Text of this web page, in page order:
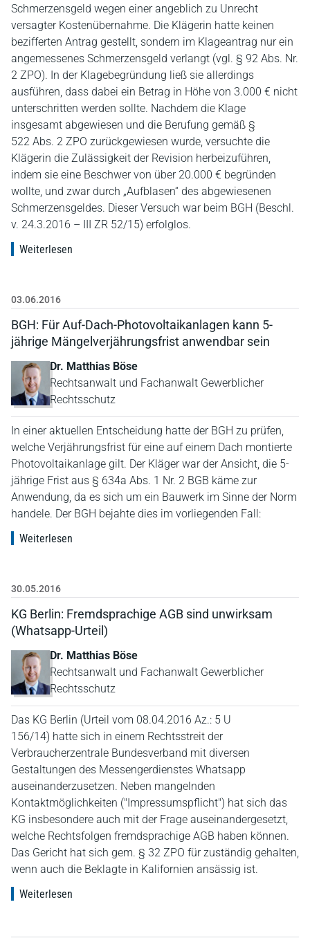
Schmerzensgeld wegen einer angeblich zu Unrecht
versagter Kostenübernahme. Die Klägerin hatte keinen
bezifferten Antrag gestellt, sondern im Klageantrag nur ein
angemessenes Schmerzensgeld verlangt (vgl. § 92 Abs. Nr.
2 ZPO). In der Klagebegründung ließ sie allerdings
ausführen, dass dabei ein Betrag in Höhe von 3.000 € nicht
unterschritten werden sollte. Nachdem die Klage
insgesamt abgewiesen und die Berufung gemäß §
522 Abs. 2 ZPO zurückgewiesen wurde, versuchte die
Klägerin die Zulässigkeit der Revision herbeizuführen,
indem sie eine Beschwer von über 20.000 € begründen
wollte, und zwar durch „Aufblasen“ des abgewiesenen
Schmerzensgeldes. Dieser Versuch war beim BGH (Beschl.
v. 24.3.2016 – III ZR 52/15) erfolglos.
Weiterlesen
03.06.2016
BGH: Für Auf-Dach-Photovoltaikanlagen kann 5-
jährige Mängelverjährungsfrist anwendbar sein
Dr. Matthias Böse
Rechtsanwalt und Fachanwalt Gewerblicher
Rechtsschutz
In einer aktuellen Entscheidung hatte der BGH zu prüfen,
welche Verjährungsfrist für eine auf einem Dach montierte
Photovoltaikanlage gilt. Der Kläger war der Ansicht, die 5-
jährige Frist aus § 634a Abs. 1 Nr. 2 BGB käme zur
Anwendung, da es sich um ein Bauwerk im Sinne der Norm
handele. Der BGH bejahte dies im vorliegenden Fall:
Weiterlesen
30.05.2016
KG Berlin: Fremdsprachige AGB sind unwirksam
(Whatsapp-Urteil)
Dr. Matthias Böse
Rechtsanwalt und Fachanwalt Gewerblicher
Rechtsschutz
Das KG Berlin (Urteil vom 08.04.2016 Az.: 5 U
156/14) hatte sich in einem Rechtsstreit der
Verbraucherzentrale Bundesverband mit diversen
Gestaltungen des Messengerdienstes Whatsapp
auseinanderzusetzen. Neben mangelnden
Kontaktmöglichkeiten ("Impressumspflicht") hat sich das
KG insbesondere auch mit der Frage auseinandergesetzt,
welche Rechtsfolgen fremdsprachige AGB haben können.
Das Gericht hat sich gem. § 32 ZPO für zuständig gehalten,
wenn auch die Beklagte in Kalifornien ansässig ist.
Weiterlesen